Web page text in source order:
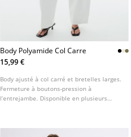
Body Polyamide Col Carre
15,99 €
Body ajusté à col carré et bretelles larges.
Fermeture à boutons-pression à
l’entrejambe. Disponible en plusieurs